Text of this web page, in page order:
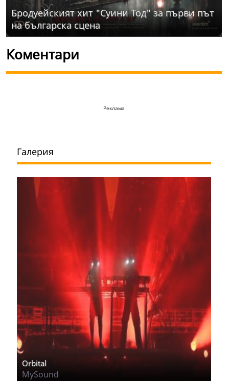
Бродуейският хит "Суини Тод" за първи път
на българска сцена
Коментари
Реклама
Галерия
Orbital
MySound